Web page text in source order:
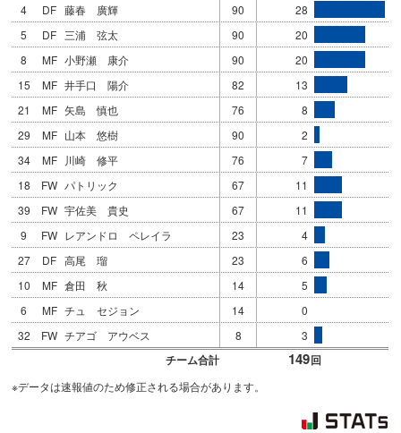
4
DF 藤春 廣輝 90
28
5
DF 三浦 弦太 90
20
8
MF 小野瀬 康介 90
20
15
MF 井手口 陽介 82
13
21
MF 矢島 慎也 76
8
29
MF 山本 悠樹 90
2
34
MF 川崎 修平 76
7
18
FW パトリック 67
11
39
FW 宇佐美 貴史 67
11
9
FW レアンドロ ペレイラ 23
4
27
DF 高尾 瑠 23
6
10
MF 倉田 秋 14
5
6
MF チュ セジョン 14
0
32
FW チアゴ アウベス 8 3
チーム合計 149回
※データは速報値のため修正される場合があります。